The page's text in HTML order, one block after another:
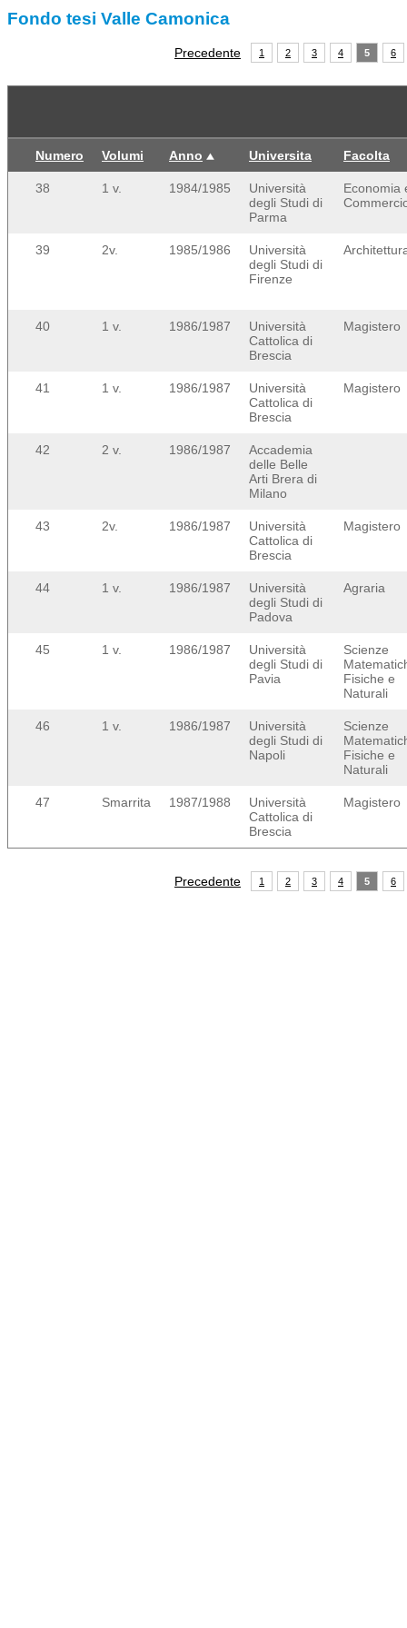
Fondo tesi Valle Camonica
Precedente 1 2 3 4 5 6
Numero Volumi Anno Universita Facolta
38 1 v. 1984/1985
Università
degli Studi di
Parma
Economia
39 2v. 1985/1986
Università
degli Studi di
Firenze
40 1 v. 1986/1987
Università
Cattolica di
Brescia
Magistero
41 1 v. 1986/1987
Università
Cattolica di
Brescia
Magistero
42 2 v. 1986/1987
Accademia
delle Belle
Arti Brera di
Milano
43 2v. 1986/1987
Università
Cattolica di
Brescia
Magistero
44 1 v. 1986/1987
Università
degli Studi di
Padova
Agraria
45 1 v. 1986/1987
Università
degli Studi di
Pavia
Scienze
Fisiche e
Naturali
46 1 v. 1986/1987
Università
degli Studi di
Napoli
Scienze
Fisiche e
Naturali
47 Smarrita 1987/1988
Università
Cattolica di
Brescia
Magistero
Precedente 1 2 3 4 5 6